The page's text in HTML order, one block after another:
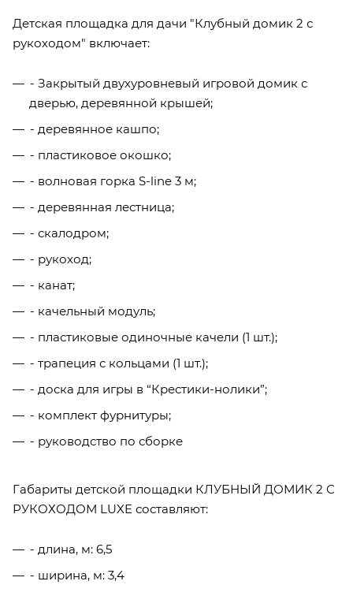
Детская площадка для дачи "Клубный домик 2 с
рукоходом" включает:
- Закрытый двухуровневый игровой домик с
дверью, деревянной крышей;
- деревянное кашпо;
- пластиковое окошко;
- волновая горка S-line 3 м;
- деревянная лестница;
- скалодром;
- рукоход;
- канат;
- качельный модуль;
- пластиковые одиночные качели (1 шт.);
- трапеция с кольцами (1 шт.);
- доска для игры в “Крестики-нолики”;
- комплект фурнитуры;
- руководство по сборке
Габариты детской площадки КЛУБНЫЙ ДОМИК 2 С
РУКОХОДОМ LUXE составляют:
- длина, м: 6,5
- ширина, м: 3,4